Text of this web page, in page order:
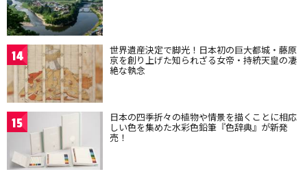
14 世界遺産決定で脚光！日本初の巨大都城・藤原
京を創り上げた知られざる女帝・持統天皇の凄
絶な執念
15 日本の四季折々の植物や情景を描くことに相応
しい色を集めた水彩色鉛筆『色辞典』が新発
売！